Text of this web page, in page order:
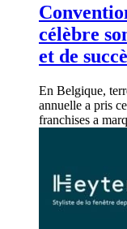
célèbre
et de
En Belgique,
annuelle a pris
franchises a